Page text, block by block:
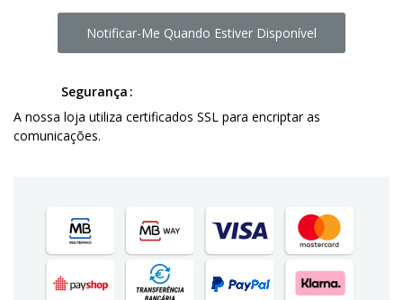
Notificar-Me Quando Estiver Disponível
Segurança
A nossa loja utiliza certificados SSL para encriptar as
comunicações.